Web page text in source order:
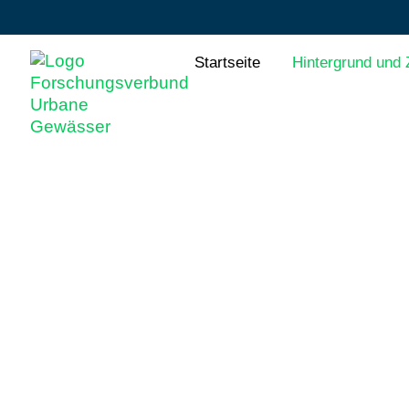
Startseite Hintergrund und